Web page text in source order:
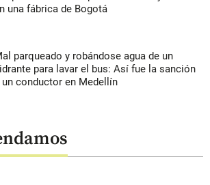
una fábrica de Bogotá
parqueado y robándose agua de un
para lavar el bus: Así fue la sanción
un conductor en Medellín